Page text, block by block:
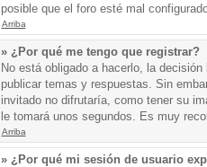
posible que el foro esté mal
Arriba
» ¿Por qué me tengo que registrar?
No está obligado a hacerlo, la
publicar temas y respuestas. Sin
invitado no difrutaría, como tener su
le tomará unos segundos. Es muy
Arriba
» ¿Por qué mi sesión de usuario